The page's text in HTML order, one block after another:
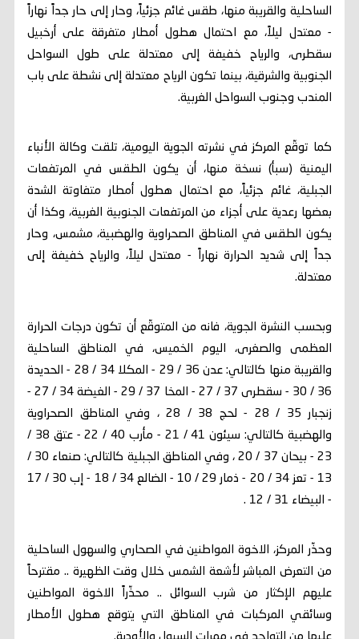
الساحلية والقريبة منها، طقس غائم جزئياً، وحار إلى حار جداً نهاراً
- معتدل ليلاً، مع احتمال هطول أمطار متفرقة على أرخبيل
سقطرى، والرياح خفيفة إلى معتدلة على طول السواحل
الجنوبية والشرقية، بينما تكون الرياح معتدلة إلى نشطة على باب
المندب وجنوب السواحل الغربية.
كما توقّع المركز في نشرته الجوية اليومية، تلقت وكالة الأنباء
اليمنية (سبأ) نسخة منها، أن يكون الطقس في المرتفعات
الجبلية، غائم جزئياً، مع احتمال هطول أمطار متفاوتة الشدة
بعضها رعدية على أجزاء من المرتفعات الجنوبية الغربية، وكذا أن
يكون الطقس في المناطق الصحراوية والهضبية، مشمس، وحار
جداً إلى شديد الحرارة نهاراً - معتدل ليلاً، والرياح خفيفة إلى
معتدلة.
وبحسب النشرة الجوية، فانه من المتوقّع أن تكون درجات الحرارة
العظمى والصغرى، اليوم الخميس، في المناطق الساحلية
والقريبة منها كالتالي: عدن 36 / 29 - المكلا 34 / 28 - الحديدة
36 / 30 - سقطرى 37 / 27 - المخا 37 / 29 - الغيضة 34 / 27 -
زنجبار 35 / 28 - لحج 38 / 28 ، وفي المناطق الصحراوية
والهضبية كالتالي: سيئون 41 / 21 - مأرب 40 / 22 - عتق 38 /
23 - بيحان 37 / 20 ، وفي المناطق الجبلية كالتالي: صنعاء 30 /
13 - تعز 34 / 20 - ذمار 29 / 10 - الضالع 34 / 18 - إب 30 / 17
- البيضاء 31 / 12 .
وحذّر المركز، الاخوة المواطنين في الصحاري والسهول الساحلية
من التعرض المباشر لأشعة الشمس خلال وقت الظهيرة .. مقترحاً
عليهم الإكثار من شرب السوائل .. محذّراً الاخوة المواطنين
وسائقي المركبات في المناطق التي يتوقع هطول الأمطار